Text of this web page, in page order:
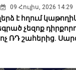
09 Հուլիս, 2026 14:29
է հղում
չեզոք
ոչ ՌԴ շահերից.